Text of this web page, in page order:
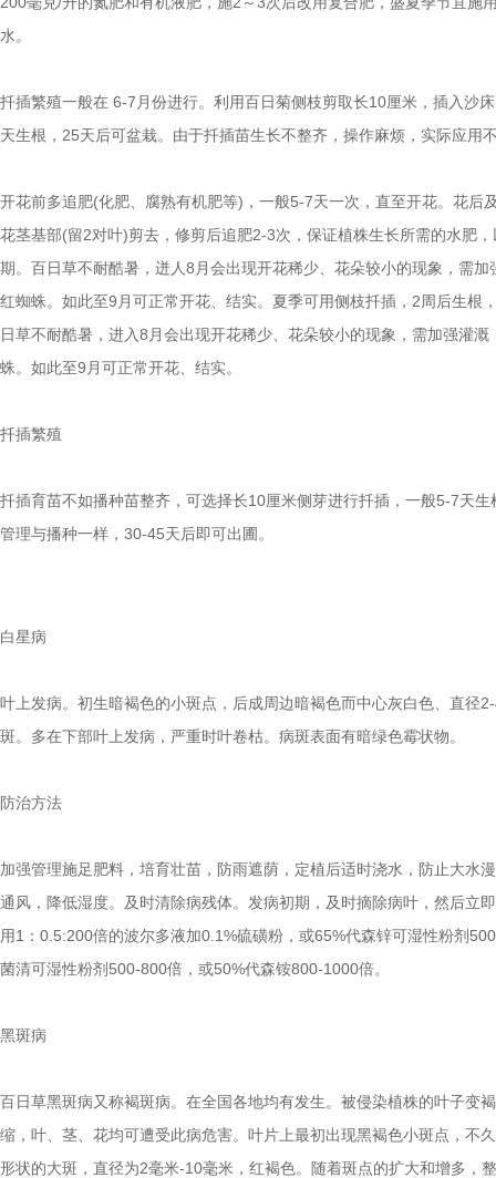
水。
扦插繁殖一般在 6-7月份进行。利用百日菊侧枝剪取长10厘米，插入沙
天生根，25天后可盆栽。由于扦插苗生长不整齐，操作麻烦，实际应用
开花前多追肥(化肥、腐熟有机肥等)，一般5-7天一次，直至开花。花后
花茎基部(留2对叶)剪去，修剪后追肥2-3次，保证植株生长所需的水肥
期。百日草不耐酷暑，迸人8月会出现开花稀少、花朵较小的现象，需加
红蜘蛛。如此至9月可正常开花、结实。夏季可用侧枝扦插，2周后生根
日草不耐酷暑，进入8月会出现开花稀少、花朵较小的现象，需加强灌溉
蛛。如此至9月可正常开花、结实。
扦插繁殖
扦插育苗不如播种苗整齐，可选择长10厘米侧芽进行扦插，一般5-7天生
管理与播种一样，30-45天后即可出圃。
白星病
叶上发病。初生暗褐色的小斑点，后成周边暗褐色而中心灰白色、直径
斑。多在下部叶上发病，严重时叶卷枯。病斑表面有暗绿色霉状物。
防治方法
加强管理施足肥料，培育壮苗，防雨遮荫，定植后适时浇水，防止大水
通风，降低湿度。及时清除病残体。发病初期，及时摘除病叶，然后立
用1：0.5:200倍的波尔多液加0.1%硫磺粉，或65%代森锌可湿性粉剂
菌清可湿性粉剂500-800倍，或50%代森铵800-1000倍。
黑斑病
百日草黑斑病又称褐斑病。在全国各地均有发生。被侵染植株的叶子变
缩，叶、茎、花均可遭受此病危害。叶片上最初出现黑褐色小斑点，不
形状的大斑，直径为2毫米-10毫米，红褐色。随着斑点的扩大和增多，